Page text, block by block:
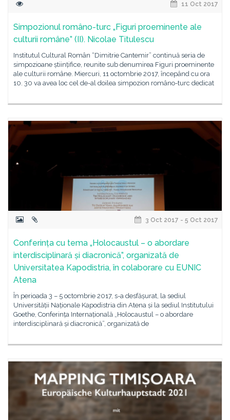
11 Oct 2017
Simpozionul româno-turc „Figuri proeminente ale
culturii române” (II). Nicolae Titulescu
Institutul Cultural Român “Dimitrie Cantemir” continuă seria de
simpozioane științifice, reunite sub denumirea Figuri proeminente
ale culturii române. Miercuri, 11 octombrie 2017, începând cu ora
10. 30 va avea loc cel de-al doilea simpozion româno-turc dedicat
3 Oct 2017 - 5 Oct 2017
Conferința cu tema „Holocaustul – o abordare
interdisciplinară și diacronică”, organizată de
Universitatea Kapodistria, în colaborare cu EUNIC
Atena
În perioada 3 – 5 octombrie 2017, s-a desfășurat, la sediul
Universității Naționale Kapodistria din Atena și la sediul Institutului
Goethe, Conferința Internațională „Holocaustul – o abordare
interdisciplinară și diacronică”, organizată de